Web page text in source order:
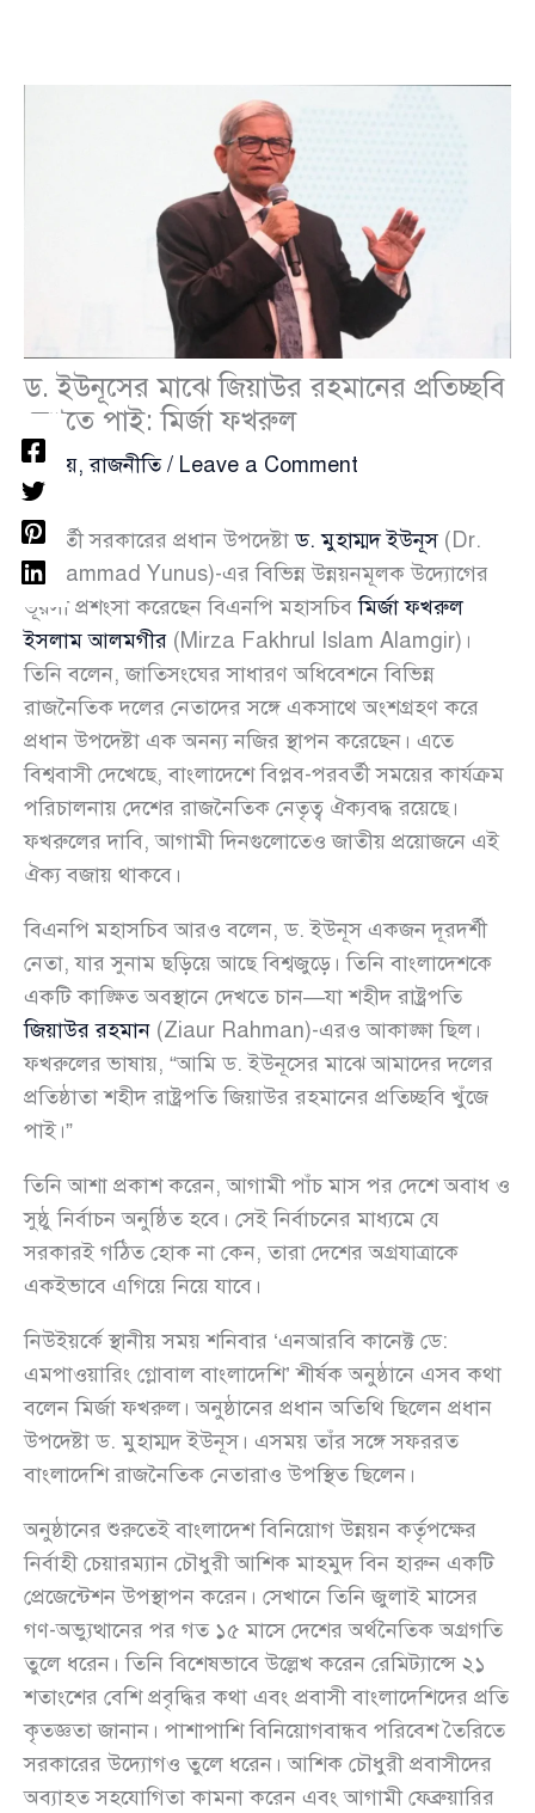
ড. ইউনূসের মাঝে জিয়াউর রহমানের প্রতিচ্ছবি
দেখতে পাই: মির্জা ফখরুল
জাতীয়,রাজনীতি/ Leave a Comment
অন্তর্বর্তী সরকারের প্রধান উপদেষ্টাড. মুহাম্মদ ইউনূস(Dr.
Muhammad Yunus)-এর বিভিন্ন উন্নয়নমূলক উদ্যোগের
ভূয়সী প্রশংসা করেছেন বিএনপি মহাসচিবমির্জা ফখরুল
ইসলাম আলমগীর (Mirza Fakhrul Islam Alamgir)।
তিনি বলেন, জাতিসংঘের সাধারণ অধিবেশনে বিভিন্ন
রাজনৈতিক দলের নেতাদের সঙ্গে একসাথে অংশগ্রহণ করে
প্রধান উপদেষ্টা এক অনন্য নজির স্থাপন করেছেন। এতে
বিশ্ববাসী দেখেছে, বাংলাদেশে বিপ্লব-পরবর্তী সময়ের কার্যক্রম
পরিচালনায় দেশের রাজনৈতিক নেতৃত্ব ঐক্যবদ্ধ রয়েছে।
ফখরুলের দাবি, আগামী দিনগুলোতেও জাতীয় প্রয়োজনে এই
ঐক্য বজায় থাকবে।
বিএনপি মহাসচিব আরও বলেন, ড. ইউনূস একজন দূরদর্শী
নেতা, যার সুনাম ছড়িয়ে আছে বিশ্বজুড়ে। তিনি বাংলাদেশকে
একটি কাঙ্ক্ষিত অবস্থানে দেখতে চান—যা শহীদ রাষ্ট্রপতি
জিয়াউর রহমান (Ziaur Rahman)-এরও আকাঙ্ক্ষা ছিল।
ফখরুলের ভাষায়, “আমি ড. ইউনূসের মাঝে আমাদের দলের
প্রতিষ্ঠাতা শহীদ রাষ্ট্রপতি জিয়াউর রহমানের প্রতিচ্ছবি খুঁজে
পাই।”
তিনি আশা প্রকাশ করেন, আগামী পাঁচ মাস পর দেশে অবাধ ও
সুষ্ঠু নির্বাচন অনুষ্ঠিত হবে। সেই নির্বাচনের মাধ্যমে যে
সরকারই গঠিত হোক না কেন, তারা দেশের অগ্রযাত্রাকে
একইভাবে এগিয়ে নিয়ে যাবে।
নিউইয়র্কে স্থানীয় সময় শনিবার ‘এনআরবি কানেক্ট ডে:
এমপাওয়ারিং গ্লোবাল বাংলাদেশি’ শীর্ষক অনুষ্ঠানে এসব কথা
বলেন মির্জা ফখরুল। অনুষ্ঠানের প্রধান অতিথি ছিলেন প্রধান
উপদেষ্টা ড. মুহাম্মদ ইউনূস। এসময় তাঁর সঙ্গে সফররত
বাংলাদেশি রাজনৈতিক নেতারাও উপস্থিত ছিলেন।
অনুষ্ঠানের শুরুতেই বাংলাদেশ বিনিয়োগ উন্নয়ন কর্তৃপক্ষের
নির্বাহী চেয়ারম্যান চৌধুরী আশিক মাহমুদ বিন হারুন একটি
প্রেজেন্টেশন উপস্থাপন করেন। সেখানে তিনি জুলাই মাসের
গণ-অভ্যুত্থানের পর গত ১৫ মাসে দেশের অর্থনৈতিক অগ্রগতি
তুলে ধরেন। তিনি বিশেষভাবে উল্লেখ করেন রেমিট্যান্সে ২১
শতাংশের বেশি প্রবৃদ্ধির কথা এবং প্রবাসী বাংলাদেশিদের প্রতি
কৃতজ্ঞতা জানান। পাশাপাশি বিনিয়োগবান্ধব পরিবেশ তৈরিতে
সরকারের উদ্যোগও তুলে ধরেন। আশিক চৌধুরী প্রবাসীদের
অব্যাহত সহযোগিতা কামনা করেন এবং আগামী ফেব্রুয়ারির